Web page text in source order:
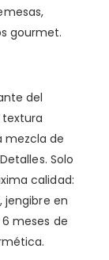
gourmet.
del
mezcla de
Solo
calidad:
jengibre en
meses de